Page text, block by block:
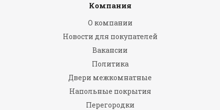
Компания
О компании
Новости для покупателей
Вакансии
Политика
Двери межкомнатные
Напольные покрытия
Перегородки